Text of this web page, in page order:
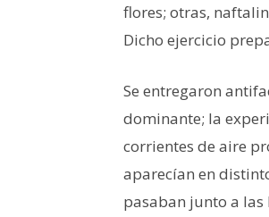
flores; otras,
Dicho ejercicio
Se entregaron
dominante; la
corrientes de aire
aparecían en
pasaban junto a las